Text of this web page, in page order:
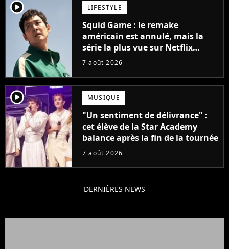
player2 LIFESTYLE
Squid Game : le remake
américain est annulé, mais la
série la plus vue sur Netflix
pourrait avoir une version
7 août 2026
player2 MUSIQUE
"Un sentiment de délivrance" :
cet élève de la Star Academy
balance après la fin de la tournée
7 août 2026
DERNIÈRES NEWS